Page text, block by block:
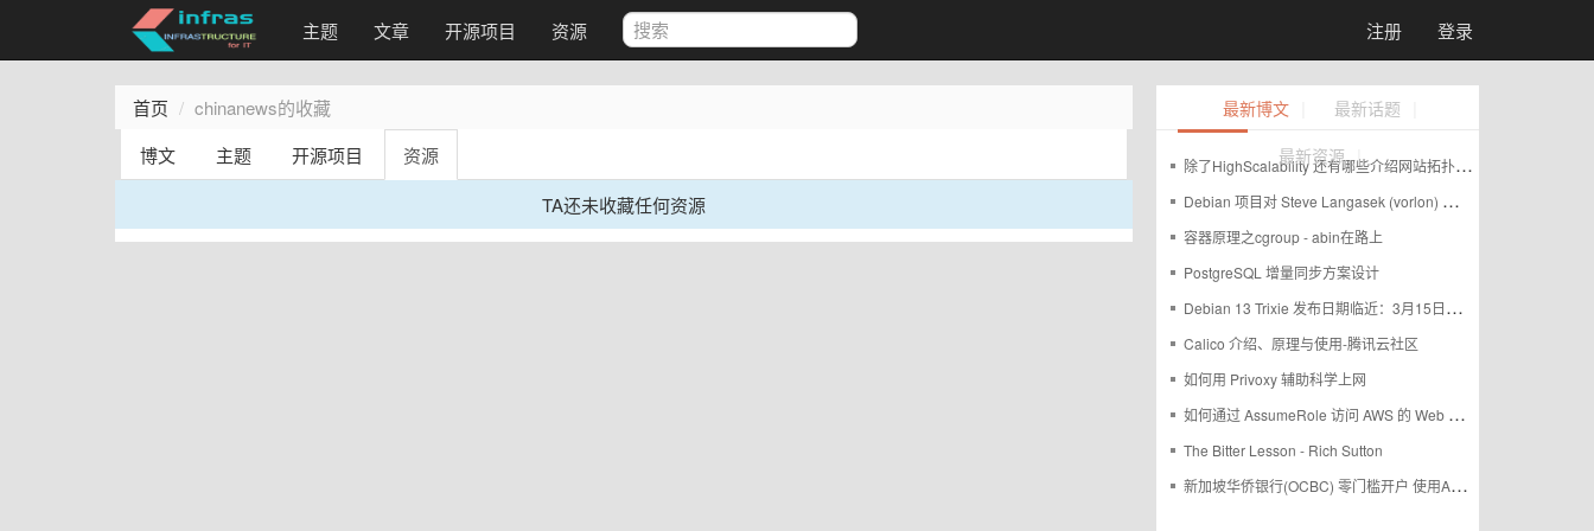
主题 文章 开源项目 资源 注册 登录
首页
chinanews的收藏
博文
主题 开源项目
资源
TA还未收藏任何资源
最新博文 最新话题
最新资源 |
除了HighScalability 还有哪些介绍网站拓扑、架构的站点
Debian 项目对 Steve Langasek (vorlon) 的去世表示哀悼
容器原理之cgroup - abin在路上
PostgreSQL 增量同步方案设计
Debian 13 Trixie 发布日期临近：3月15日起逐步冻结
Calico 介绍、原理与使用-腾讯云社区
如何用 Privoxy 辅助科学上网
如何通过 AssumeRole 访问 AWS 的 Web 控制台
The Bitter Lesson - Rich Sutton
新加坡华侨银行(OCBC) 零门槛开户 使用APP在家即可申请